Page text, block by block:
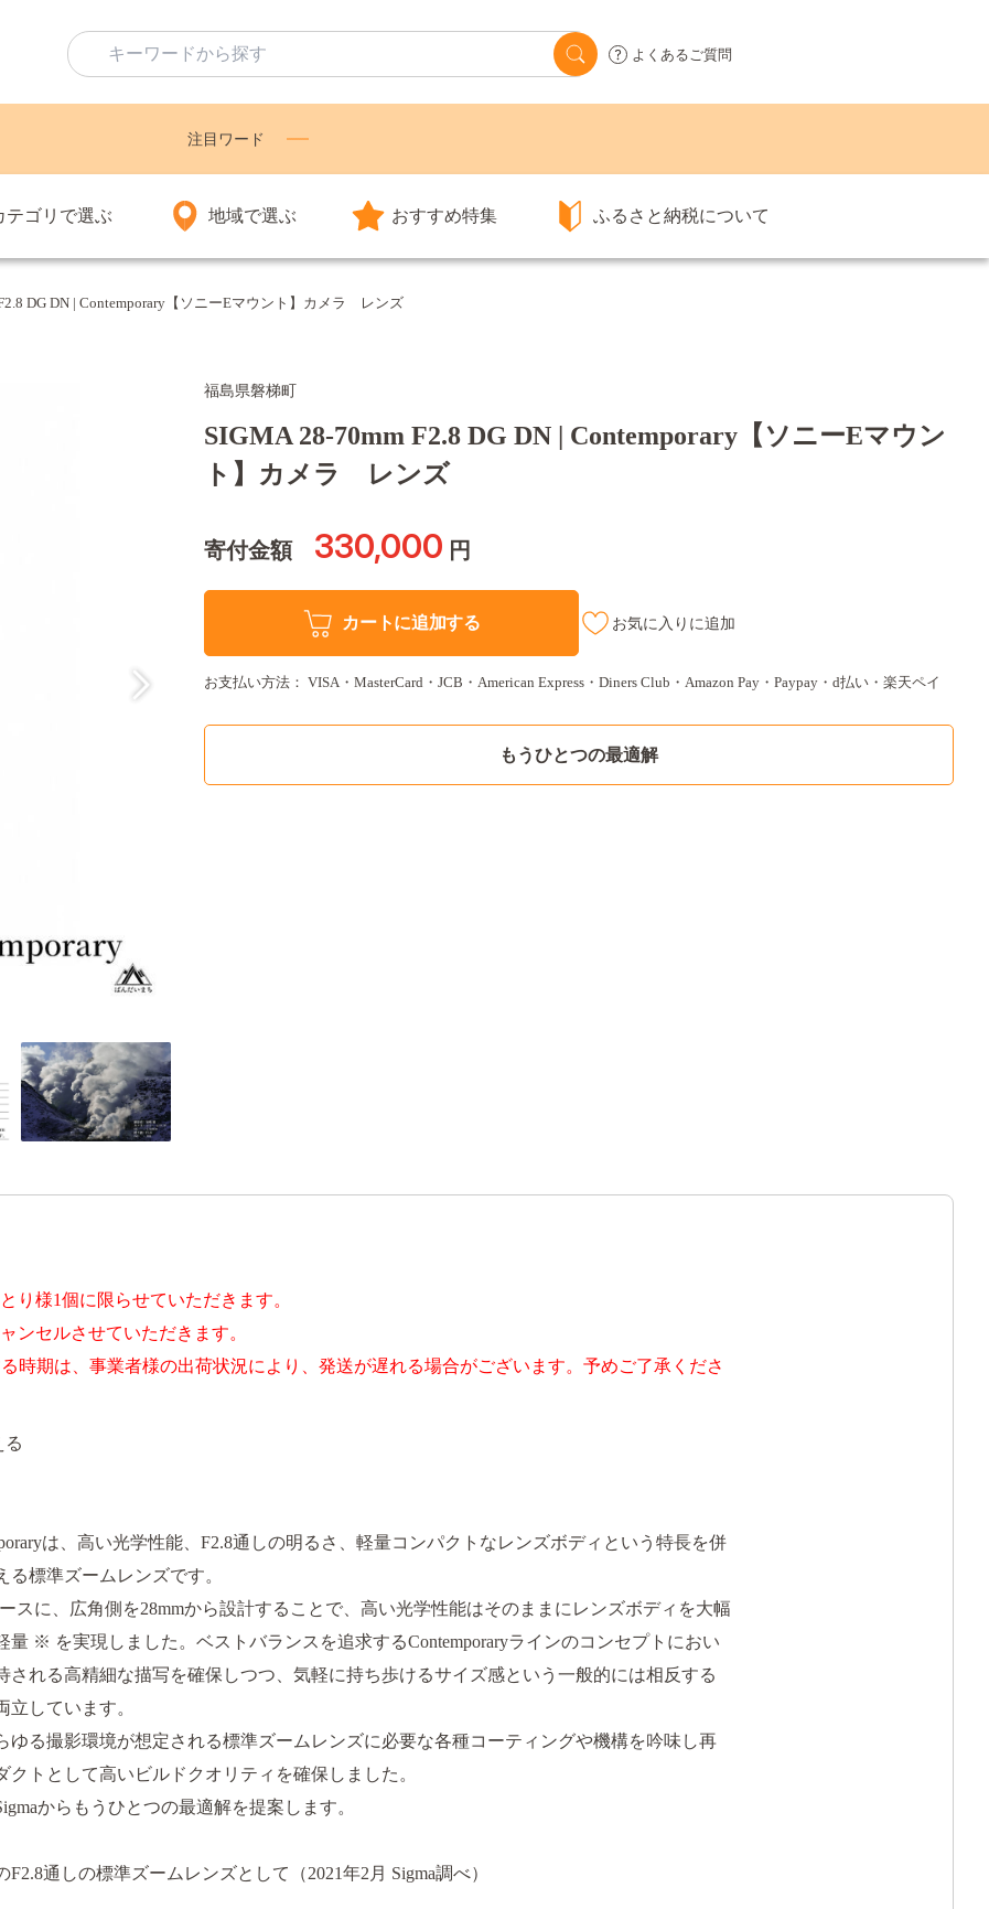
よくあるご質問
注目ワード
テゴリで選ぶ 地域で選ぶ おすすめ特集 ふるさと納税について
DG DN | Contemporary【ソニーEマウント】カメラ レンズ
福島県磐梯町
SIGMA 28-70mm F2.8 DG DN | Contemporary【ソニーEマウン
ト】カメラ レンズ
寄付金額 330,000 円
カートに追加する お気に入りに追加
お支払い方法： VISA・MasterCard・JCB・American Express・Diners Club・Amazon Pay・Paypay・d払い・楽天ペイ
もうひとつの最適解
り様1個に限らせていただきます。
ンセルさせていただきます。
時期は、事業者様の出荷状況により、発送が遅れる場合がございます。予めご了承くださ
る
は、高い光学性能、F2.8通しの明るさ、軽量コンパクトなレンズボディという特長を併
標準ズームレンズです。
スに、広角側を28mmから設計することで、高い光学性能はそのままにレンズボディを大幅
量 ※ を実現しました。ベストバランスを追求するContemporaryラインのコンセプトにおい
される高精細な描写を確保しつつ、気軽に持ち歩けるサイズ感という一般的には相反する
しています。
ゆる撮影環境が想定される標準ズームレンズに必要な各種コーティングや機構を吟味し再
トとして高いビルドクオリティを確保しました。
からもうひとつの最適解を提案します。
通しの標準ズームレンズとして（2021年2月 Sigma調べ）